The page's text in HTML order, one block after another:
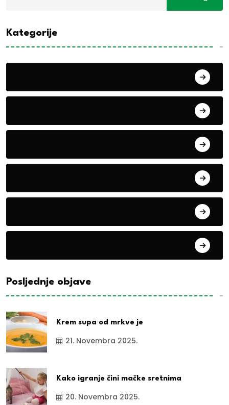
Kategorije
Posljednje objave
Krem supa od mrkve je
21. Novembra 2025.
Kako igranje čini mačke sretnima
20. Novembra 2025.